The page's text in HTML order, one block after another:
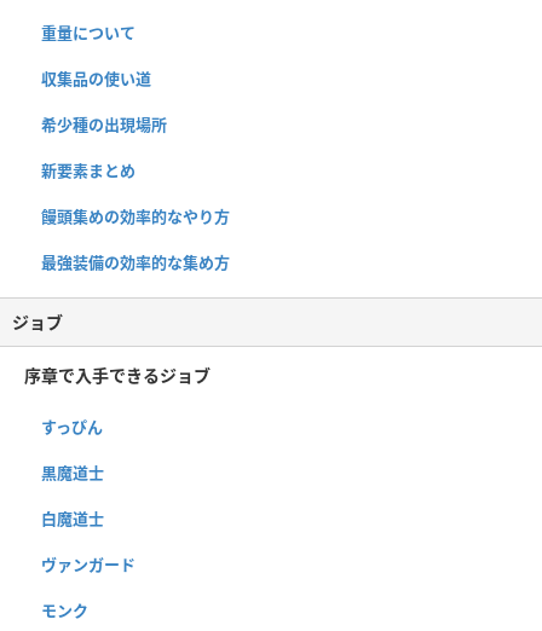
重量について
収集品の使い道
希少種の出現場所
新要素まとめ
饅頭集めの効率的なやり方
最強装備の効率的な集め方
ジョブ
序章で入手できるジョブ
すっぴん
黒魔道士
白魔道士
ヴァンガード
モンク